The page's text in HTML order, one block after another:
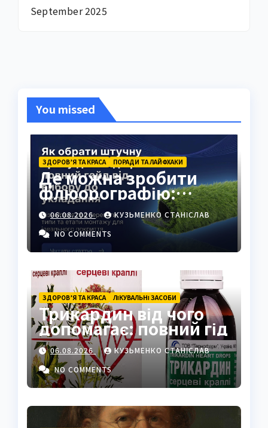
September 2025
You missed
ЗДОРОВ’Я ТА КРАСА ПОРАДИ ТА ЛАЙФХАКИ
Де можна зробити
флюорографію:
повний гід для
українців
06.08.2026
КУЗЬМЕНКО СТАНІСЛАВ
NO COMMENTS
ЗДОРОВ’Я ТА КРАСА ЛІКУВАЛЬНІ ЗАСОБИ
Трикардин від чого
допомагає: повний гід
06.08.2026
КУЗЬМЕНКО СТАНІСЛАВ
NO COMMENTS